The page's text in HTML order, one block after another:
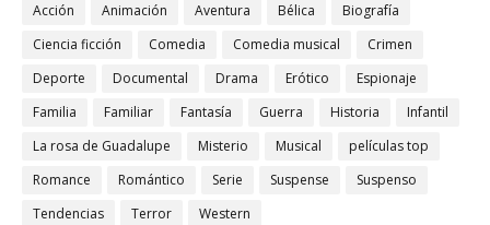
Acción Animación Aventura Bélica
Biografía
Ciencia ficción
Comedia Comedia musical
Crimen
Deporte
Documental Drama Erótico
Espionaje
Familia
Familiar Fantasía Guerra Historia
Infantil
La rosa de Guadalupe
Misterio Musical
películas top
Romance
Romántico Serie Suspense
Suspenso
Tendencias
Terror Western